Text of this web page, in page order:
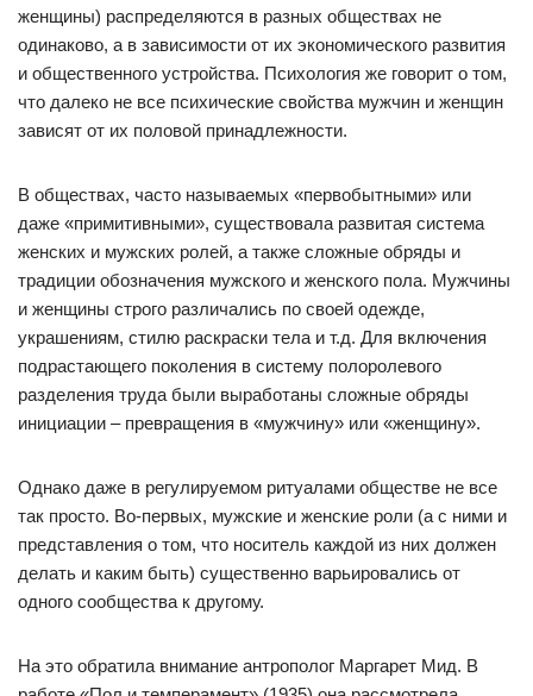
женщины) распределяются в разных обществах не
одинаково, а в зависимости от их экономического развития
и общественного устройства. Психология же говорит о том,
что далеко не все психические свойства мужчин и женщин
зависят от их половой принадлежности.
В обществах, часто называемых «первобытными» или
даже «примитивными», существовала развитая система
женских и мужских ролей, а также сложные обряды и
традиции обозначения мужского и женского пола. Мужчины
и женщины строго различались по своей одежде,
украшениям, стилю раскраски тела и т.д. Для включения
подрастающего поколения в систему полоролевого
разделения труда были выработаны сложные обряды
инициации – превращения в «мужчину» или «женщину».
Однако даже в регулируемом ритуалами обществе не все
так просто. Во-первых, мужские и женские роли (а с ними и
представления о том, что носитель каждой из них должен
делать и каким быть) существенно варьировались от
одного сообщества к другому.
На это обратила внимание антрополог Маргарет Мид. В